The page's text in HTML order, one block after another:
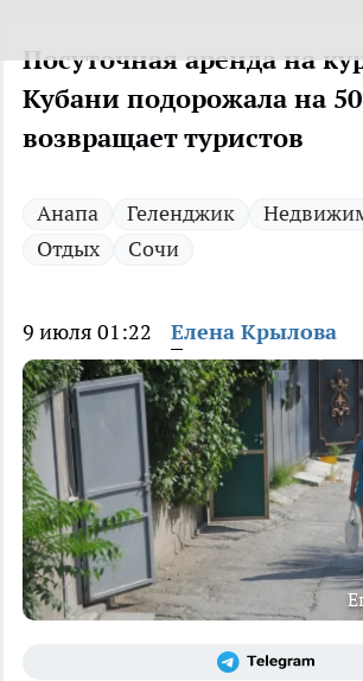
Посуточная аренда на
Кубани подорожала на
возвращает туристов
Анапа Геленджик
Отдых
Сочи
9 июля 01:22 Елена Крылова